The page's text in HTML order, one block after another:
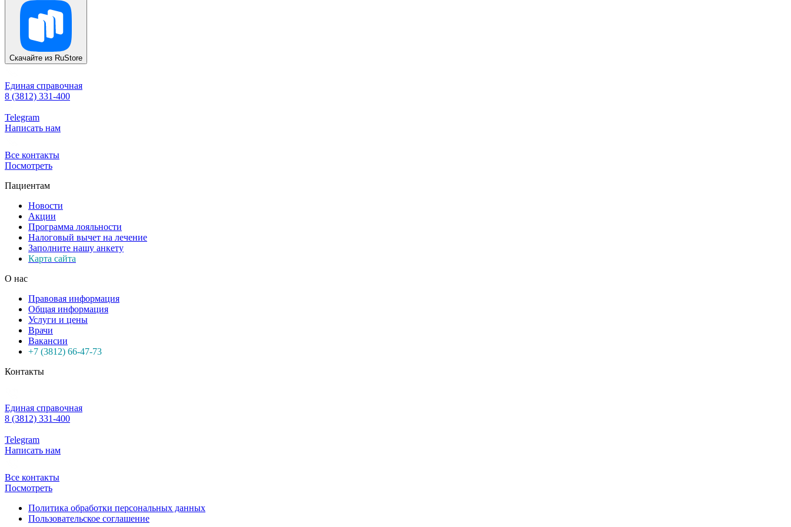
Скачайте из RuStore
Единая справочная
8 (3812) 331-400
Telegram
Написать нам
Все контакты
Посмотреть
Пациентам
Новости
Акции
Программа лояльности
Налоговый вычет на лечение
Заполните нашу анкету
Карта сайта
О нас
Правовая информация
Общая информация
Услуги и цены
Врачи
Вакансии
+7 (3812) 66-47-73
Контакты
Единая справочная
8 (3812) 331-400
Telegram
Написать нам
Все контакты
Посмотреть
Политика обработки персональных данных
Пользовательское соглашение